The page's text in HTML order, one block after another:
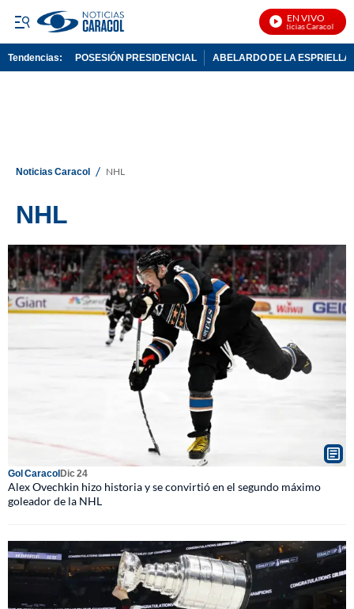
EN VIVO
Noticias Caracol En
Tendencias: POSESIÓN PRESIDENCIAL ABELARDO DE LA ESPRIELLA
Noticias Caracol / NHL
NHL
Gol CaracolDic 24
Alex Ovechkin hizo historia y se convirtió en el segundo máximo
goleador de la NHL